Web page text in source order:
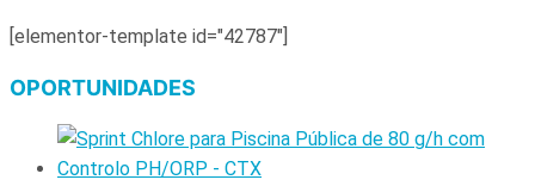
[elementor-template id="42787"]
OPORTUNIDADES